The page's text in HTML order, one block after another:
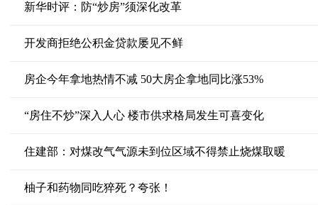
新华时评：防“炒房”须深化改革
开发商拒绝公积金贷款屡见不鲜
房企今年拿地热情不减 50大房企拿地同比涨53%
“房住不炒”深入人心 楼市供求格局发生可喜变化
住建部：对煤改气气源未到位区域不得禁止烧煤取暖
柚子和药物同吃猝死？夸张！